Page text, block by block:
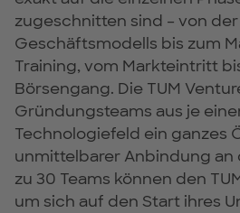
zugeschnitten sind – von
Geschäftsmodells bis zum
Training, vom Markteintritt
Börsengang. Die TUM
Gründungsteams aus je
Technologiefeld ein ganzes
unmittelbarer Anbindung an
zu 30 Teams können den
um sich auf den Start ihres